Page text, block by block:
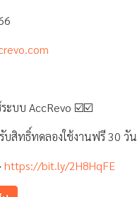
ะบบ AccRevo ☑️☑️
บสิทธิ์ทดลองใช้งานฟรี 30 วัน
https://bit.ly/2H8HqFE